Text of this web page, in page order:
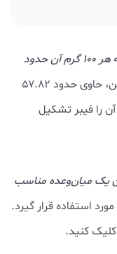
هر ۱۰۰ گرم آن حدود
فراهم می‌کند. همچنین، حاوی حدود ۵۷.۸۲
را فیبر تشکیل
یک میان‌وعده مناسب
مورد استفاده قرار گیرد.
کلیک کنید.